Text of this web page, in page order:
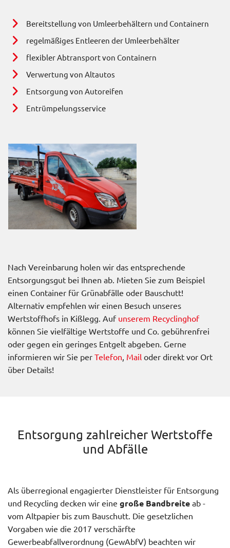
Bereitstellung von Umleerbehältern und Containern
regelmäßiges Entleeren der Umleerbehälter
flexibler Abtransport von Containern
Verwertung von Altautos
Entsorgung von Autoreifen
Entrümpelungsservice
Nach Vereinbarung holen wir das entsprechende
Entsorgungsgut bei Ihnen ab. Mieten Sie zum Beispiel
einen Container für Grünabfälle oder Bauschutt!
Alternativ empfehlen wir einen Besuch unseres
Wertstoffhofs in Kißlegg. Auf unserem Recyclinghof
können Sie vielfältige Wertstoffe und Co. gebührenfrei
oder gegen ein geringes Entgelt abgeben. Gerne
informieren wir Sie per Telefon Mail oder direkt vor Ort
über Details!
Entsorgung zahlreicher Wertstoffe
und Abfälle
Als überregional engagierter Dienstleister für Entsorgung
und Recycling decken wir eine große Bandbreite ab -
vom Altpapier bis zum Bauschutt. Die gesetzlichen
Vorgaben wie die 2017 verschärfte
Gewerbeabfallverordnung (GewAbfV) beachten wir